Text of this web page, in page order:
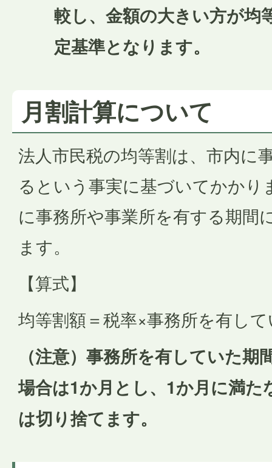
較し、金額の大きい方が均
定基準となります。
月割計算について
法人市民税の均等割は、市内に
るという事実に基づいてかかり
に事務所や事業所を有する期間
ます。
【算式】
均等割額＝税率×事務所を有し
（注意）事務所を有していた
場合は1か月とし、1か月に満た
は切り捨てます。